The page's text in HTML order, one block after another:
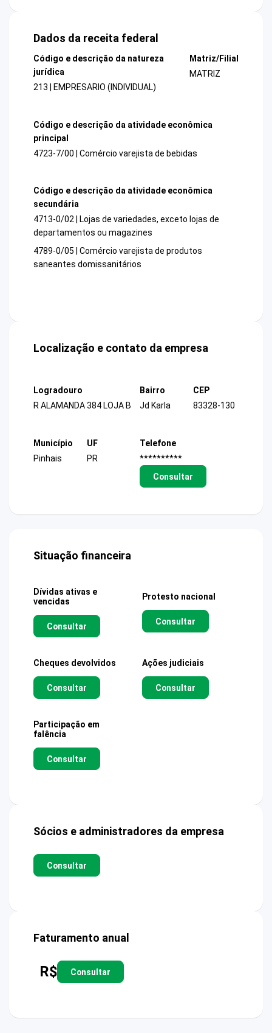
Dados da receita federal
Código e descrição da natureza
jurídica
213 | EMPRESARIO (INDIVIDUAL)
Matriz/Filial
MATRIZ
Código e descrição da atividade econômica
principal
4723-7/00 | Comércio varejista de bebidas
Código e descrição da atividade econômica
secundária
4713-0/02 | Lojas de variedades, exceto lojas de
departamentos ou magazines
4789-0/05 | Comércio varejista de produtos
saneantes domissanitários
Localização e contato da empresa
Logradouro
R ALAMANDA 384 LOJA B
Bairro
Jd Karla
CEP
83328-130
Município
Pinhais
UF
PR
Telefone
**********
Consultar
Situação financeira
Dívidas ativas e
vencidas
Consultar
Protesto nacional
Consultar
Cheques devolvidos
Consultar
Ações judiciais
Consultar
Participação em
falência
Consultar
Sócios e administradores da empresa
Consultar
Faturamento anual
R$ Consultar